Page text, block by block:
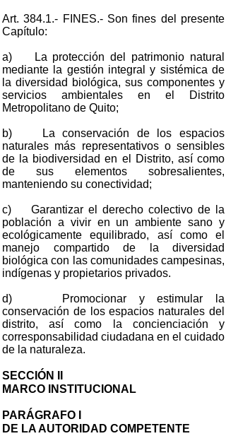
Art. 384.1.- FINES.- Son fines del presente
Capítulo:
a) La protección del patrimonio natural
mediante la gestión integral y sistémica de
la diversidad biológica, sus componentes y
servicios ambientales en el Distrito
Metropolitano de Quito;
b) La conservación de los espacios
naturales más representativos o sensibles
de la biodiversidad en el Distrito, así como
de sus elementos sobresalientes,
manteniendo su conectividad;
c) Garantizar el derecho colectivo de la
población a vivir en un ambiente sano y
ecológicamente equilibrado, así como el
manejo compartido de la diversidad
biológica con las comunidades campesinas,
indígenas y propietarios privados.
d) Promocionar y estimular la
conservación de los espacios naturales del
distrito, así como la concienciación y
corresponsabilidad ciudadana en el cuidado
de la naturaleza.
SECCIÓN II
MARCO INSTITUCIONAL
PARÁGRAFO I
DE LA AUTORIDAD COMPETENTE